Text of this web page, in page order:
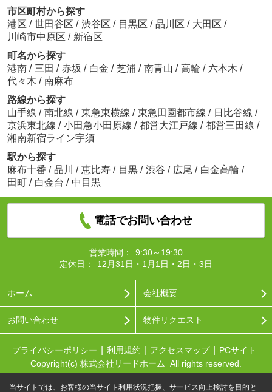
市区町村から探す
港区 / 世田谷区 / 渋谷区 / 目黒区 / 品川区 / 大田区 /
川崎市中原区 / 新宿区
町名から探す
港南 / 三田 / 赤坂 / 白金 / 芝浦 / 南青山 / 高輪 / 六本木 /
代々木 / 南麻布
路線から探す
山手線 / 南北線 / 東急東横線 / 東急田園都市線 / 日比谷線 /
京浜東北線 / 小田急小田原線 / 都営大江戸線 / 都営三田線 /
湘南新宿ライン宇須
駅から探す
麻布十番 / 品川 / 恵比寿 / 目黒 / 渋谷 / 広尾 / 白金高輪 /
田町 / 白金台 / 中目黒
電話でお問い合わせ
営業時間：
9:30～19:30
定休日：
12月31日・1月1日・2日・3日
ホーム 会社概要
お問い合わせ 物件リクエスト
プライバシーポリシー 利用規約 アクセスマップ
PCサイト
Copyright(c) 株式会社リードホーム All rights reserved.
当サイトでは、お客様の当サイト利用状況把握、サービス向上検討を目的と